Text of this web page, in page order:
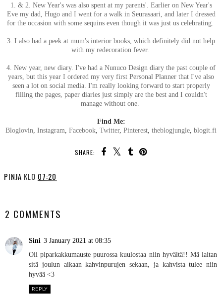
1. & 2. New Year's was also spent at my parents'. Earlier on New Year's
Eve my dad, Hugo and I went for a walk in Seurasaari, and later I dressed
for the occasion with some sequins even though it was just us celebrating.
3. I also had a peek at mum's interior books, which definitely did not help
with my redecoration fever.
4. New year, new diary. I've had a Nunuco Design diary the past couple of
years, but this year I ordered my very first Personal Planner that I've also
seen a lot on social media. I'm really looking forward to start properly
filling the pages, paper diaries just simply are the best and I couldn't
manage without one.
Find Me:
Bloglovin Instagram Facebook Twitter, Pinterest theblogjungle blogit.fi
SHARE:
PINJA KLO 07:20
2 COMMENTS
Sini 3 January 2021 at 08:35
Oii piparkakkumauste puurossa kuulostaa niin hyvältä!! Mä laitan
sitä joulun aikaan kahvinpurujen sekaan, ja kahvista tulee niin
hyvää <3
REPLY